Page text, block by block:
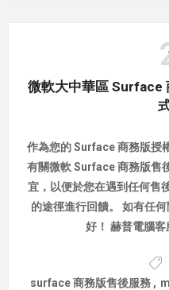
微軟大中華區 Surface
作為您的 Surface 商務版授
有關微軟 Surface 商務版售
宜，以便於您在遇到任何售
的途徑進行回饋。 如有任
好！ 赫普電腦
surface 商務版售後服務 ,